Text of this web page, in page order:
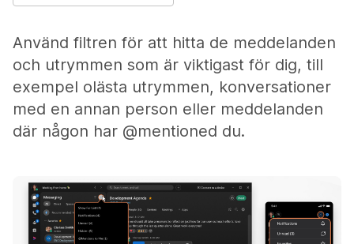
Använd filtren för att hitta de meddelanden
och utrymmen som är viktigast för dig, till
exempel olästa utrymmen, konversationer
med en annan person eller meddelanden
där någon har @mentioned du.